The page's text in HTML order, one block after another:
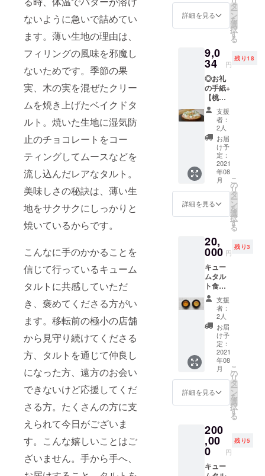
ないように急いで詰めてい
ます。薄い生地の理由は、
フィリングの風味を邪魔し
ないためです。季節の果
実、木の実を混ぜたクリー
ムを焼き上げたベイクドタ
ルト。焼いた生地に湿気防
止のチョコレートをコー
ティングしてムースなどを
流し込んだレアなタルト。
美味しさの秘訣は、薄い生
地をサクサクにしっかりと
焼いているからです。
こんなに手のかかることを
信じて行っているキューム
タルトに共感していただ
き、褒めてくださる方がい
ます。移転前の極小の店舗
から見守り続けてくださる
方、タルトを通じて仲良し
になった方、遠方のお会い
できないけど応援してくだ
さる方。たくさんの方に支
えられて今日がございま
す。こんな嬉しいことはご
ざいません。手から手へ、
め込ま
れさな
のよう
な満足
感が味
わえま
す。
【ス
ノー
ボール
苺缶】
天然の
苺をフ
リーズ
ドライ
したパ
ウダー
に練り
こまれ
ぶされ
ていま
す。苺
本来の
甘酸っ
ぱさを
感じて
いただ
けるス
ノー
ボール
です。
【ス
ノー
ン缶】
ロース
みを生
地に練
りこん
で焼い
た一
品。発
キー、
ココ
アール
グレイ
キー、
コー
ヒー
クッ
キー、
スノー
ボール
プレー
ンの8種
クッ
キーが
満ち満
め込ま
れさな
のよう
な満足
感が味
わえま
す。
【ス
ノー
ボール
苺缶】
天然の
苺をフ
リーズ
ドライ
したパ
ウダー
に練り
こまれ
ぶされ
ていま
す。苺
本来の
甘酸っ
ス、ピ
スタチ
トピス
タチオ
をたっ
ぷり練
り込ん
だピス
タチオ
アイ
ス。贅
沢な4層
のアイ
スが冷
たいタ
ルトに
なりま
した。
外周り
ツ、ブ
ルーベ
フラン
ボワー
ズが食
感のア
クセン
トに。
なチョ
コレー
トムー
ス、イ
産有機
レモン
を使用
した甘
酸っぱ
いレモ
ンカー
ド、フ
ランボ
ワーズ
を混ぜ
込んだ
濃厚な
バニラ
アイ
ス、ピ
スタチ
トピス
タチオ
をたっ
ぷり練
り込ん
だピス
タチオ
アイ
ス。贅
沢な4層
のアイ
スが冷
たいタ
ルトに
なりま
した。
外周り
ツ、ブ
ルーベ
リー、
フラン
ボワー
詳細を見る
タ
ー
ン
を
選
択
す
る
9,0
34 円
残り18
◎お礼
の手紙+
【桃の
タル
ト】5号
（送料
込み）
全国発
送可能
ミニタ
ルトの
中で１
番人
気。品
薄が続
くた
と言わ
れてい
る桃の
タルト
が大き
くなっ
てお手
元に届
きま
す。 桃
を皮ご
と煮出
して抽
出した
煮汁を
使い、
優しく
ムース
を作り
ます。
ムース
の薄い
支援
者：
2人
お届
け予
定：
2021
年08
月
詳細を見る
こ
の
リ
タ
ー
ン
を
選
択
す
る
20,
000 円
残り3
キュー
ムタル
ト食品
サンプ
ル（1
個） ご
覧に
なった
方はそ
のクオ
リティ
に驚か
れる、
キュー
ムタル
トの食
プル。
サンプ
ル業界
では有
名な
支援
者：
2人
お届
け予
定：
2021
年08
月
詳細を見る
こ
の
リ
タ
ー
ン
を
選
択
す
る
200
,00
0 円
残り5
キュー